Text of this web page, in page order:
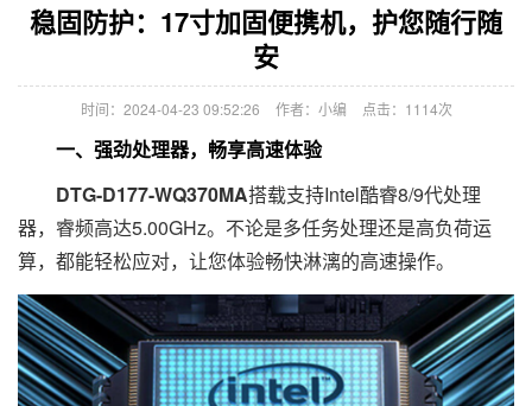
稳固防护：17寸加固便携机，护您随行随
安
时间：2024-04-23 09:52:26 作者：小编 点击： 1114次
一、强劲处理器，畅享高速体验
DTG-D177-WQ370MA搭载支持Intel酷睿8/9代处理
器，睿频高达5.00GHz。不论是多任务处理还是高负荷运
算，都能轻松应对，让您体验畅快淋漓的高速操作。